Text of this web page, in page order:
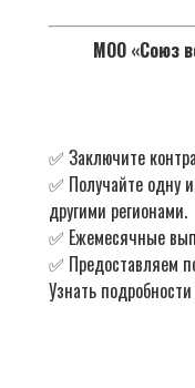
МОО «Союз
✅ Заключите
✅ Получайте одну
другими регионами.
✅ Ежемесячные
✅ Предоставляем
Узнать